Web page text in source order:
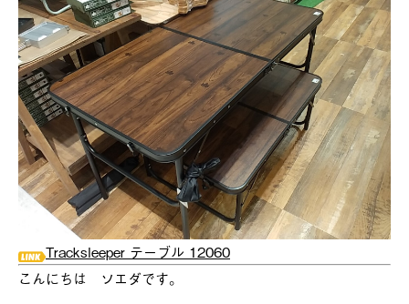
Tracksleeper テーブル 12060
こんにちは ソエダです。